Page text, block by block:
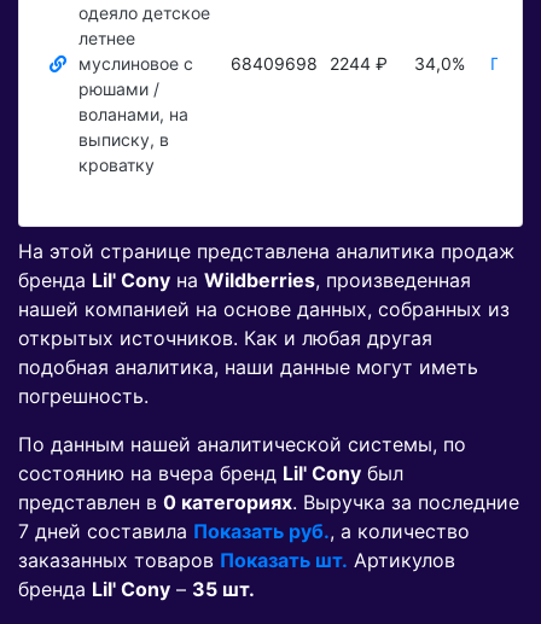
одеяло детское
летнее
муслиновое с
рюшами /
воланами, на
выписку, в
кроватку
68409698 2244 ₽ 34,0%
На этой странице представлена аналитика продаж
бренда Lil' Cony на Wildberries, произведенная
нашей компанией на основе данных, собранных из
открытых источников. Как и любая другая
подобная аналитика, наши данные могут иметь
погрешность.
По данным нашей аналитической системы, по
состоянию на вчера бренд Lil' Cony был
представлен в 0 категориях. Выручка за последние
7 дней составила Показать руб., а количество
заказанных товаров Показать шт. Артикулов
бренда Lil' Cony – 35 шт.